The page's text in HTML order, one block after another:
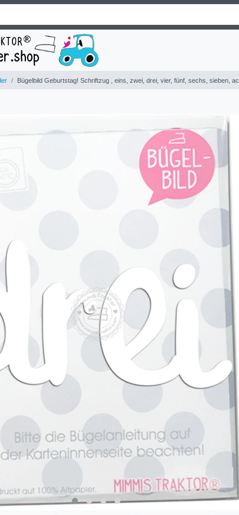
Bügelbild Geburtstag! Schriftzug , eins, zwei, drei, vier, fünf, sechs, sieben,